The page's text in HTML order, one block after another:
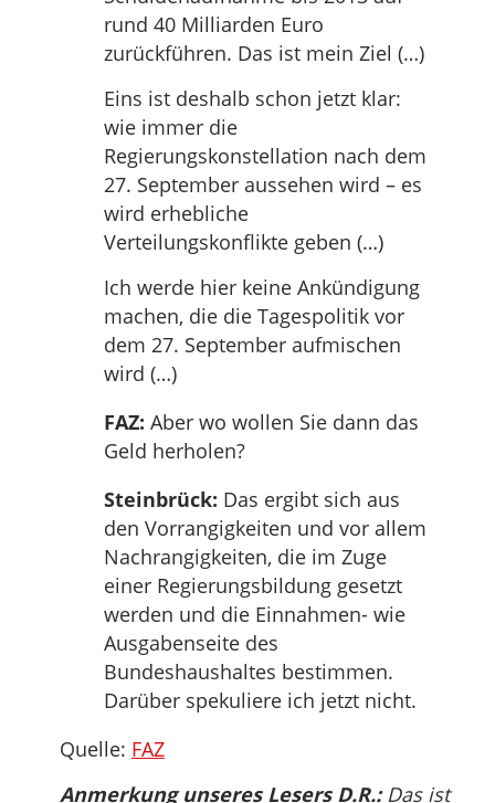
rund 40 Milliarden Euro
zurückführen. Das ist mein Ziel (…)
Eins ist deshalb schon jetzt klar:
wie immer die
Regierungskonstellation nach dem
27. September aussehen wird – es
wird erhebliche
Verteilungskonflikte geben (…)
Ich werde hier keine Ankündigung
machen, die die Tagespolitik vor
dem 27. September aufmischen
wird (…)
FAZ: Aber wo wollen Sie dann das
Geld herholen?
Steinbrück: Das ergibt sich aus
den Vorrangigkeiten und vor allem
Nachrangigkeiten, die im Zuge
einer Regierungsbildung gesetzt
werden und die Einnahmen- wie
Ausgabenseite des
Bundeshaushaltes bestimmen.
Darüber spekuliere ich jetzt nicht.
Quelle: FAZ
Anmerkung unseres Lesers D.R.:Das ist